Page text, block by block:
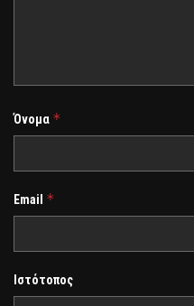
Όνομα *
Email *
Ιστότοπος